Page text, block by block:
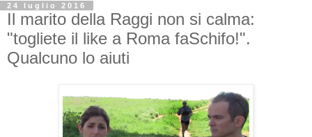
24 luglio 2016
Il marito della Raggi non si calma:
"togliete il like a Roma faSchifo!".
Qualcuno lo aiuti